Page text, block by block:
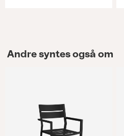
Andre syntes også om